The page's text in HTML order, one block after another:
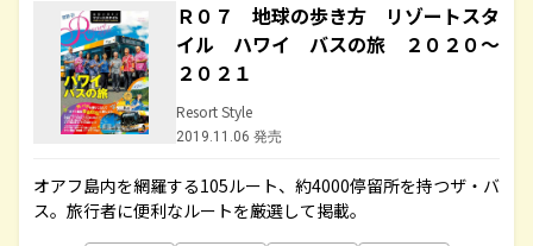
Ｒ０７ 地球の歩き方 リゾートスタ
イル ハワイ バスの旅 ２０２０～
２０２１
Resort Style
2019.11.06 発売
オアフ島内を網羅する105ルート、約4000停留所を持つザ・バ
ス。旅行者に便利なルートを厳選して掲載。